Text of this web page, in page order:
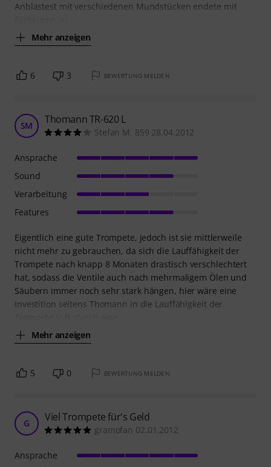
Anblastest mit verschiedenen Mundstücken endete mit
Mehr anzeigen
6 3 BEWERTUNG MELDEN
SM Thomann TR-620 L
Stefan M. 859 28.04.2012
Eigentlich eine gute Trompete, jedoch ist sie mittlerweile
nicht mehr zu gebrauchen, da sich die Lauffähigkeit der
Trompete nach knapp 8 Monaten drastisch verschlechtert
hat, sodass die Ventile auch nach mehrmaligem Ölen und
Säubern immer noch sehr stark hängen, hier wäre eine
Investition seitens Thomann in die Lauffähigkeit der
Mehr anzeigen
Ansprache
Sound
Verarbeitung
Features
5 0 BEWERTUNG MELDEN
G Viel Trompete für's Geld
gramofan 02.01.2012
Ansprache